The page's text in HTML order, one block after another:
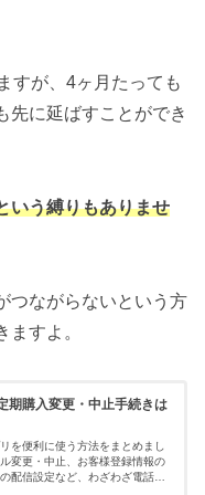
すが、4ヶ月たっても
先に延ばすことができ
いう縛りもありませ
つながらないという方
すよ。
期購入変更・中止手続きは
を便利に使う方法をまとめまし
変更・中止、お客様登録情報の
配信設定など、わざわざ電話を